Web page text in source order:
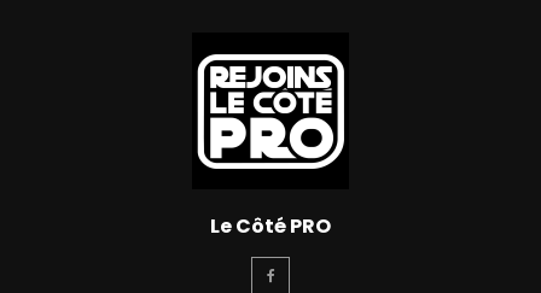
Le Côté PRO